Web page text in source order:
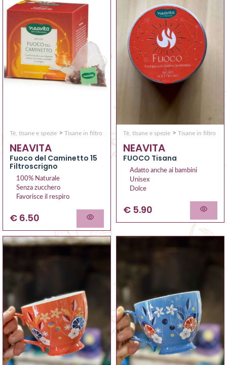
Tè, tisane e spezie > Tisane in filtro
NEAVITA
Fuoco del Caminetto 15
Filtroscrigno
100% Naturale
Senza zucchero
Favorisce il respiro
€ 6.50
Tè, tisane e spezie > Tisane in filtro
NEAVITA
FUOCO Tisana
Adatto anche ai bambini
Unisex
Dolce
€ 5.90